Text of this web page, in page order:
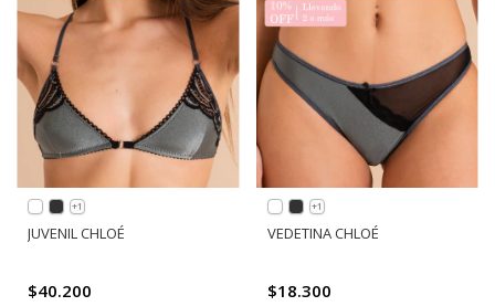
+1
JUVENIL CHLOÉ
$40.200
+1
VEDETINA CHLOÉ
$18.300